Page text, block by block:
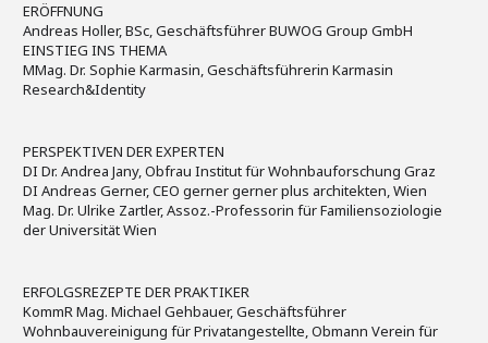
ERÖFFNUNG
Andreas Holler, BSc, Geschäftsführer BUWOG Group GmbH
EINSTIEG INS THEMA
MMag. Dr. Sophie Karmasin, Geschäftsführerin Karmasin
Research&Identity
PERSPEKTIVEN DER EXPERTEN
DI Dr. Andrea Jany, Obfrau Institut für Wohnbauforschung Graz
DI Andreas Gerner, CEO gerner gerner plus architekten, Wien
Mag. Dr. Ulrike Zartler, Assoz.-Professorin für Familiensoziologie
der Universität Wien
ERFOLGSREZEPTE DER PRAKTIKER
KommR Mag. Michael Gehbauer, Geschäftsführer
Wohnbauvereinigung für Privatangestellte, Obmann Verein für